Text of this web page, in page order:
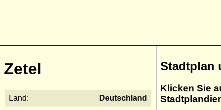
Zetel
Land: Deutschland
Stadtplan
Klicken Sie